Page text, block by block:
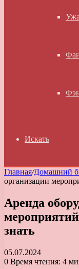
Искать
Главная/Домашний
организации
Аренда
знать
05.07.2024
0 Время чтения: 4